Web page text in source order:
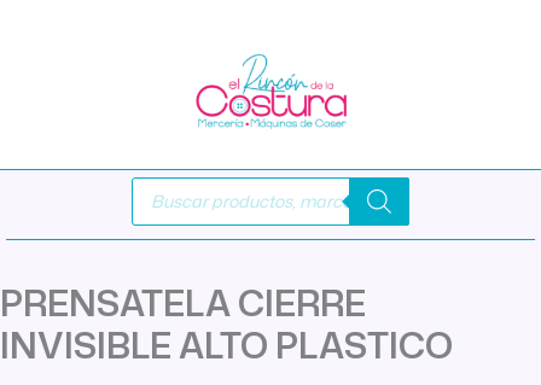
Búsqueda
productos
PRENSATELA CIERRE
INVISIBLE ALTO PLASTICO